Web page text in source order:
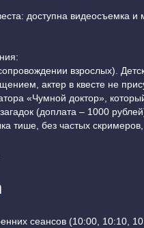
доступна видеосъемка
взрослых).
актер в квесте не
«Чумной доктор»,
(доплата – 1000
тише, без частых
сеансов (10:00, 10:10,